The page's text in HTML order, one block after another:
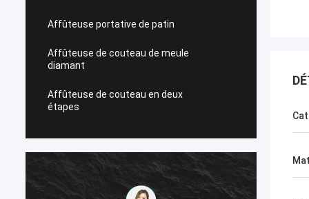
Affûteuse portative de patin
Affûteuse de couteau de meule
diamant
Affûteuse de couteau en deux
étapes